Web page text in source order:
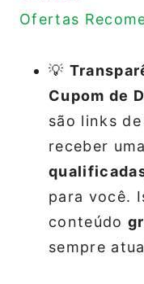
Ofertas
💡
Cupom de
são links
receber
para você.
conteúdo
sempre